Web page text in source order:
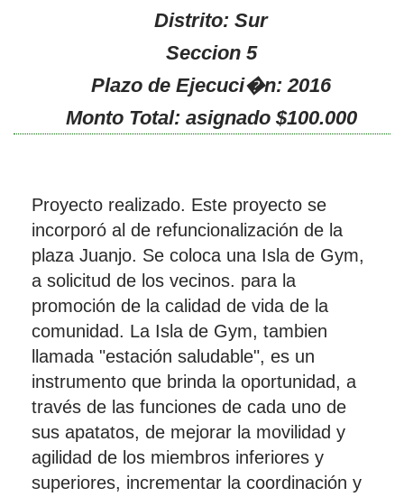
Distrito: Sur
Seccion 5
Plazo de Ejecuci�n: 2016
Monto Total: asignado $100.000
Proyecto realizado. Este proyecto se
incorporó al de refuncionalización de la
plaza Juanjo. Se coloca una Isla de Gym,
a solicitud de los vecinos. para la
promoción de la calidad de vida de la
comunidad. La Isla de Gym, tambien
llamada "estación saludable", es un
instrumento que brinda la oportunidad, a
través de las funciones de cada uno de
sus apatatos, de mejorar la movilidad y
agilidad de los miembros inferiores y
superiores, incrementar la coordinación y